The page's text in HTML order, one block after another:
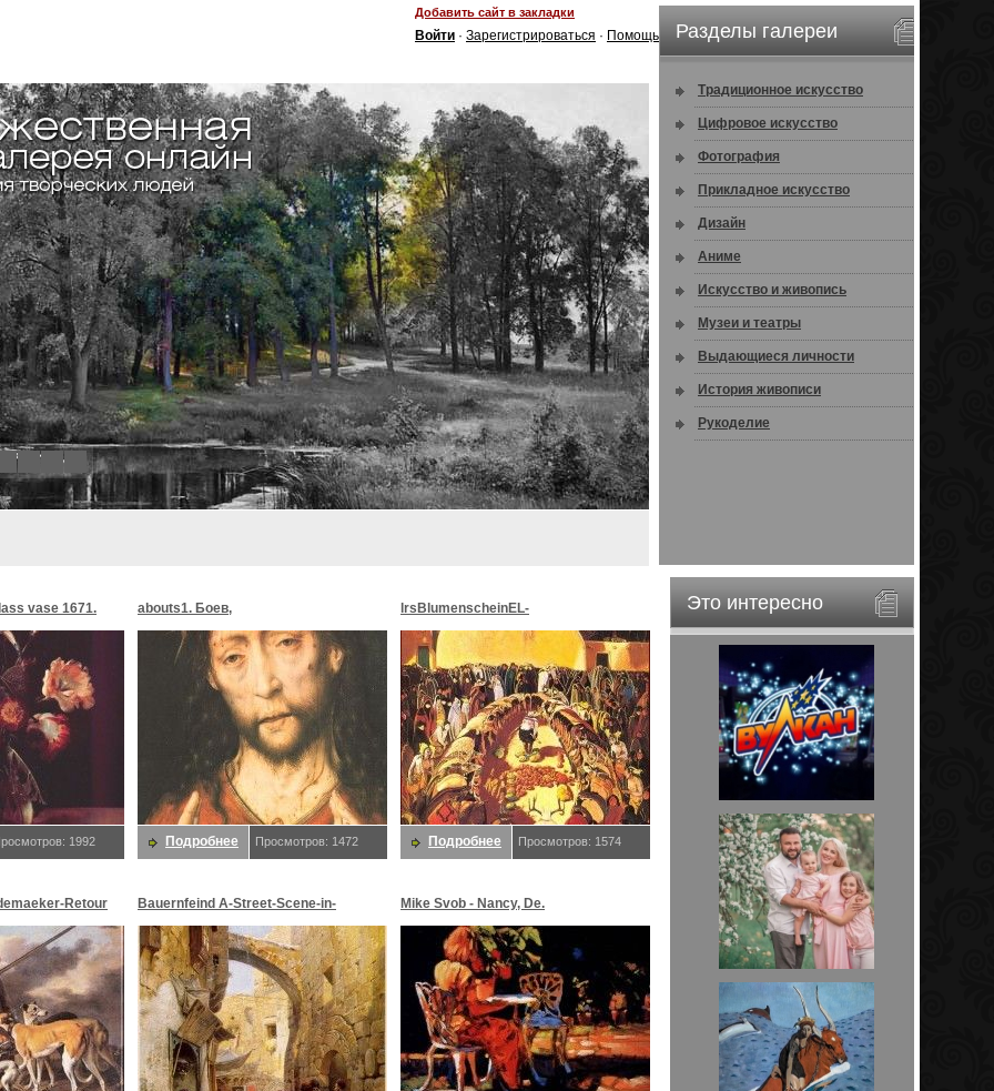
Добавить сайт в закладки
Войти · Зарегистрироваться · Помощь
8
Разделы галереи
Традиционное искусство
Цифровое искусство
Фотография
Прикладное искусство
Дизайн
Аниме
Искусство и живопись
Музеи и театры
Выдающиеся личности
История живописи
Рукоделие
Это интересно
vase 1671.
1992
abouts1. Боев,
Подробнее Просмотров: 1472
lrsBlumenscheinEL-
MoonMorningstar&EveStar.
Blumenschein,
Подробнее Просмотров: 1574
Retour Bauernfeind A-Street-Scene-in-
Jerusalem-sj. Bauernfeind,
Mike Svob - Nancy, De.